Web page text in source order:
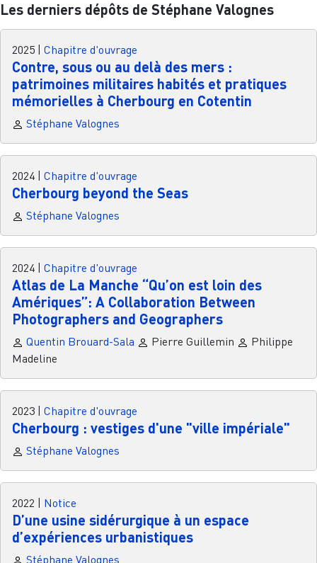
Les derniers dépôts de Stéphane Valognes
2025 Chapitre d'ouvrage
Contre, sous ou au delà des mers :
patrimoines militaires habités et pratiques
mémorielles à Cherbourg en Cotentin
Stéphane Valognes
2024 Chapitre d'ouvrage
Cherbourg beyond the Seas
Stéphane Valognes
2024 Chapitre d'ouvrage
Atlas de La Manche “Qu’on est loin des
Amériques”: A Collaboration Between
Photographers and Geographers
Quentin Brouard-Sala Pierre Guillemin
Philippe
Madeline
2023 Chapitre d'ouvrage
Cherbourg : vestiges d'une "ville impériale"
Stéphane Valognes
2022 Notice
D’une usine sidérurgique à un espace
d’expériences urbanistiques
Stéphane Valognes